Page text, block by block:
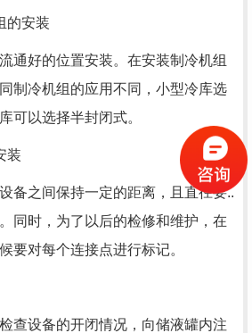
的安装
通好的位置安装。在安装制冷机组
制冷机组的应用不同，小型冷库选
可以选择半封闭式。
装
备之间保持一定的距离，且直径要..
同时，为了以后的检修和维护，在
要对每个连接点进行标记。
查设备的开闭情况，向储液罐内注